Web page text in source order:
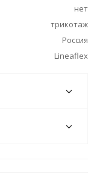
нет
трикотаж
Россия
Lineaflex